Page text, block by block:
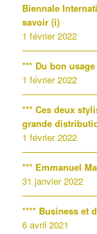
Biennale
savoir (i)
1 février 2022
*** Du bon
1 février 2022
*** Ces deux
grande
1 février 2022
*** Emmanuel
31 janvier 2022
**** Business et
6 avril 2021